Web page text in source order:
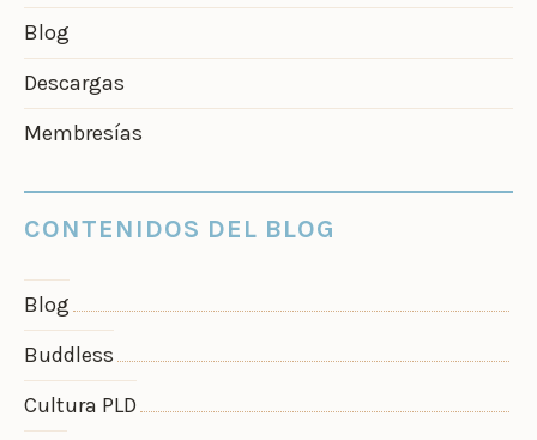
Blog
Descargas
Membresías
CONTENIDOS DEL BLOG
Blog
Buddless
Cultura PLD